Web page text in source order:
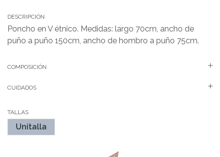
DESCRIPCIÓN
Poncho en V étnico. Medidas: largo 70cm, ancho de
puño a puño 150cm, ancho de hombro a puño 75cm.
COMPOSICIÓN
CUIDADOS
TALLAS
Unitalla